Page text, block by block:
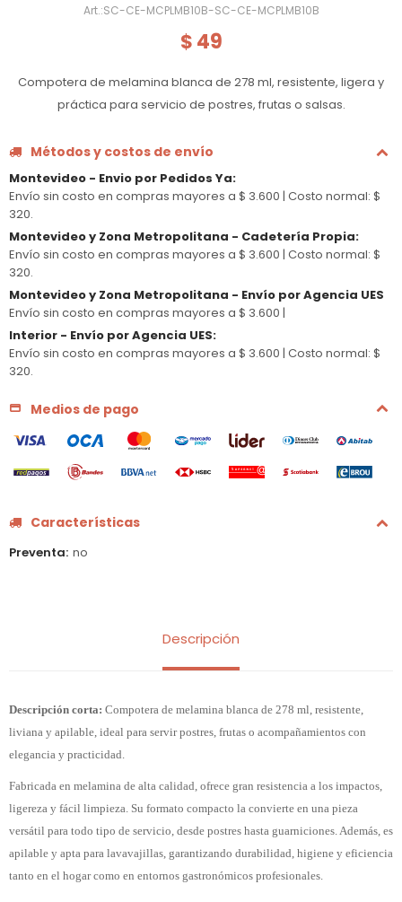
SC-CE-MCPLMB10B-SC-CE-MCPLMB10B
$ 49
Compotera de melamina blanca de 278 ml, resistente, ligera y
práctica para servicio de postres, frutas o salsas.
Métodos y costos de envío
Montevideo - Envio por Pedidos Ya:
Envío sin costo en compras mayores a $ 3.600 | Costo normal: $
320.
Montevideo y Zona Metropolitana - Cadetería Propia:
Envío sin costo en compras mayores a $ 3.600 | Costo normal: $
320.
Montevideo y Zona Metropolitana - Envío por Agencia UES
Envío sin costo en compras mayores a $ 3.600 |
Interior - Envío por Agencia UES:
Envío sin costo en compras mayores a $ 3.600 | Costo normal: $
320.
Medios de pago
Características
Preventa no
Descripción
Descripción corta: Compotera de melamina blanca de 278 ml, resistente,
liviana y apilable, ideal para servir postres, frutas o acompañamientos con
elegancia y practicidad.
Fabricada en melamina de alta calidad, ofrece gran resistencia a los impactos,
ligereza y fácil limpieza. Su formato compacto la convierte en una pieza
versátil para todo tipo de servicio, desde postres hasta guarniciones. Además, es
apilable y apta para lavavajillas, garantizando durabilidad, higiene y eficiencia
tanto en el hogar como en entornos gastronómicos profesionales.